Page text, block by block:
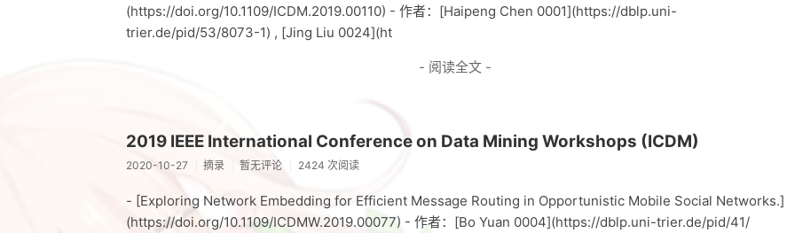
(https://doi.org/10.1109/ICDM.2019.00110) - 作者：[Haipeng Chen 0001](https://dblp.uni-
trier.de/pid/53/8073-1) , [Jing Liu 0024](ht
- 阅读全文 -
2019 IEEE International Conference on Data Mining Workshops (ICDM)
2020-10-27 摘录 暂无评论 2424 次阅读
- [Exploring Network Embedding for Efficient Message Routing in Opportunistic Mobile Social Networks.]
(https://doi.org/10.1109/ICDMW.2019.00077) - 作者：[Bo Yuan 0004](https://dblp.uni-trier.de/pid/41/